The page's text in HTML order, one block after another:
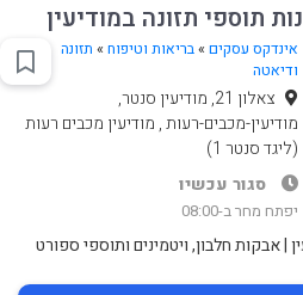
תוספי תזונה במודיעין
אינדקס עסקים »בריאות וטיפוח» תזונה
ודיאטה
צאלון 21, מודיעין סנטר,
מודיעין-מכבים-רעות , מודיעין מכבים רעות
(ליגד סנטר 1)
סגור עכשיו
יפתח מחר ב-08:00
| אבקות חלבון, ויטמינים ותוספי ספורט